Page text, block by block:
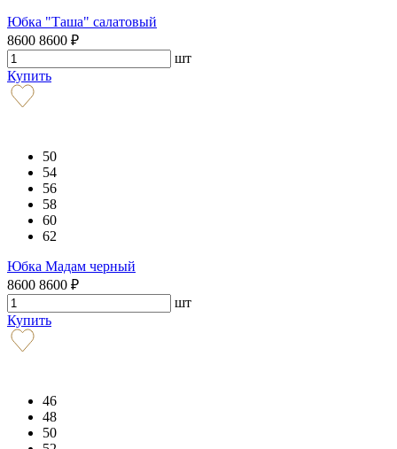
Юбка "Таша" салатовый
8600 8600 ₽
шт
Купить
50
54
56
58
60
62
Юбка Мадам черный
8600 8600 ₽
шт
Купить
46
48
50